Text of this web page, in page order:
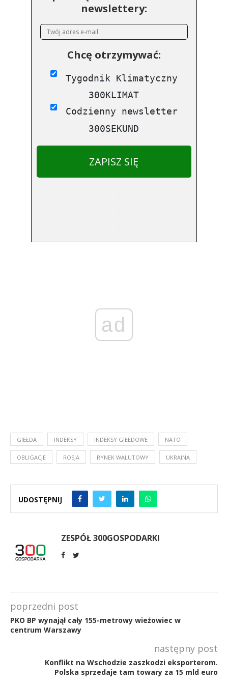
newslettery:
Chcę otrzymywać:
Tygodnik Klimatyczny
300KLIMAT
Codzienny newsletter
300SEKUND
ad
GIEŁDA INDEKSY INDEKSY GIEŁDOWE NATO
OBLIGACJE ROSJA RYNEK WALUTOWY UKRAINA
UDOSTĘPNIJ
ZESPÓŁ 300GOSPODARKI
poprzedni post
PKO BP wynajął cały 155-metrowy wieżowiec w
centrum Warszawy
następny post
Konflikt na Wschodzie zaszkodzi eksporterom.
Polska sprzedaje tam towary za 15 mld euro